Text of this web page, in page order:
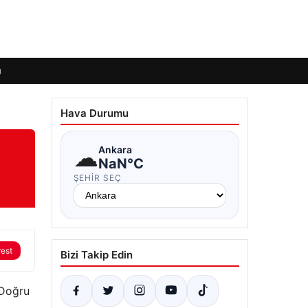
Hava Durumu
☁Ankara
NaN°C
ŞEHIR SEÇ
Bizi Takip Edin